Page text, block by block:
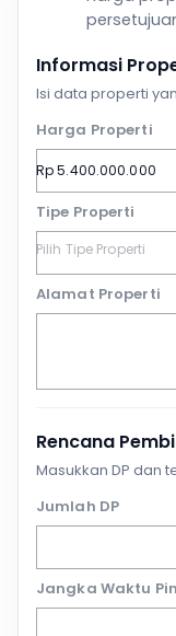
Informasi
Isi data properti
Harga Properti
Tipe Properti
Alamat Properti
Rencana
Masukkan DP dan
Jumlah DP
Jangka Waktu